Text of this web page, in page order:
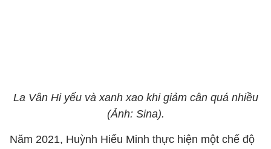
La Vân Hi yếu và xanh xao khi giảm cân quá nhiều
(Ảnh: Sina).
Năm 2021, Huỳnh Hiểu Minh thực hiện một chế độ